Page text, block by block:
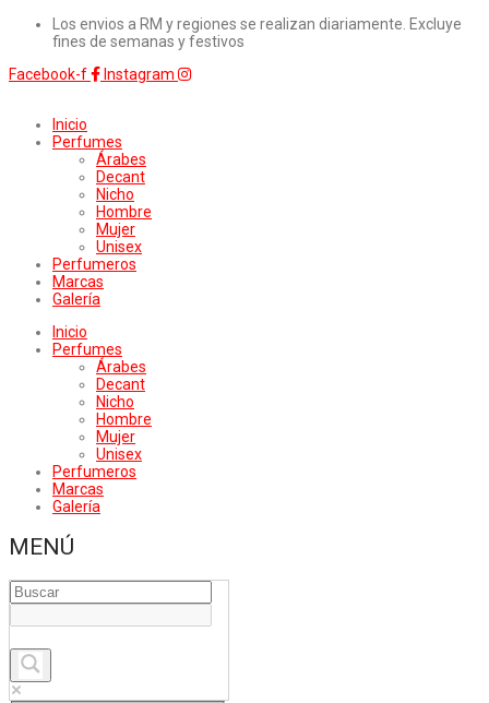
Los envios a RM y regiones se realizan diariamente. Excluye
fines de semanas y festivos
Facebook-f
Instagram
Inicio
Perfumes
Árabes
Decant
Nicho
Hombre
Mujer
Unisex
Perfumeros
Marcas
Galería
Inicio
Perfumes
Árabes
Decant
Nicho
Hombre
Mujer
Unisex
Perfumeros
Marcas
Galería
MENÚ